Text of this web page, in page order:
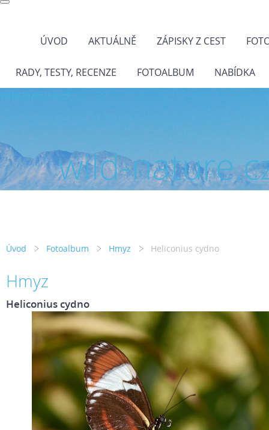
ÚVOD AKTUÁLNĚ ZÁPISKY Z CEST
RADY, TESTY, RECENZE FOTOALBUM NABÍDKA
wild-
Úvod Fotoalbum Hmyz Heliconius cydno
Hmyz
Heliconius cydno